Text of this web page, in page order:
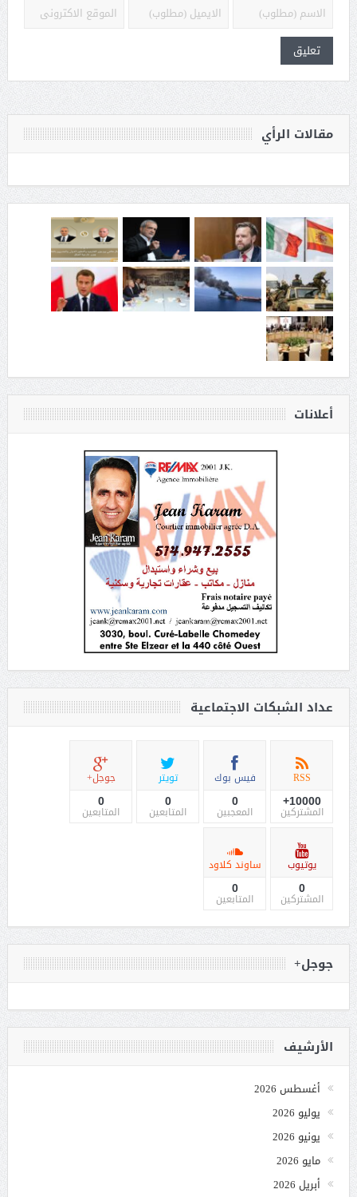
مقالات الرأي
أعلانات
عداد الشبكات الاجتماعية
RSS
10000+
المشتركين
فيس بوك
0
المعجبين
تويتر
0
المتابعين
جوجل+
0
المتابعين
يوتيوب
0
المشتركين
ساوند كلاود
0
المتابعين
جوجل+
الأرشيف
أغسطس 2026
يوليو 2026
يونيو 2026
مايو 2026
أبريل 2026